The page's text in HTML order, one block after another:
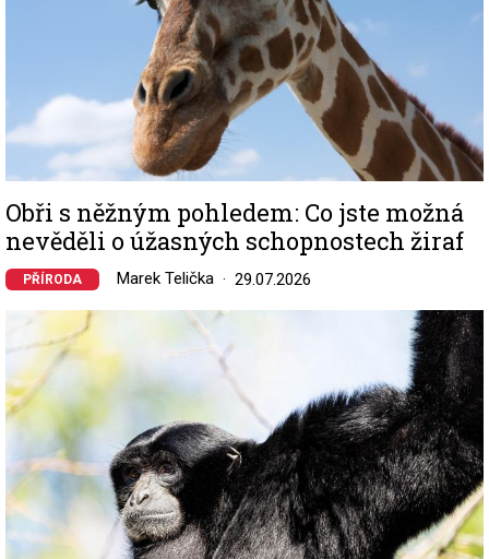
Obři s něžným pohledem: Co jste možná
nevěděli o úžasných schopnostech žiraf
PŘÍRODA Marek Telička 29.07.2026
Image